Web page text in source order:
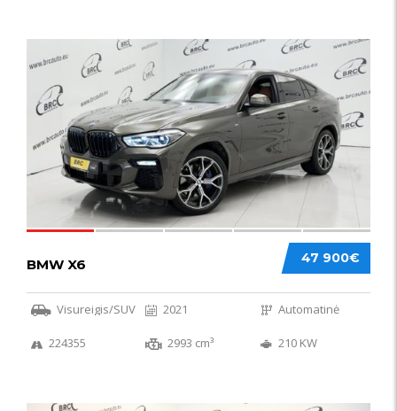
58
47 900€
BMW X6
Visureigis/SUV 2021 Automatinė
224355 2993 cm³ 210 KW